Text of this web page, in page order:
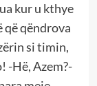
kur u kthye
që qëndrova
si timin,
-Hë, Azem?-